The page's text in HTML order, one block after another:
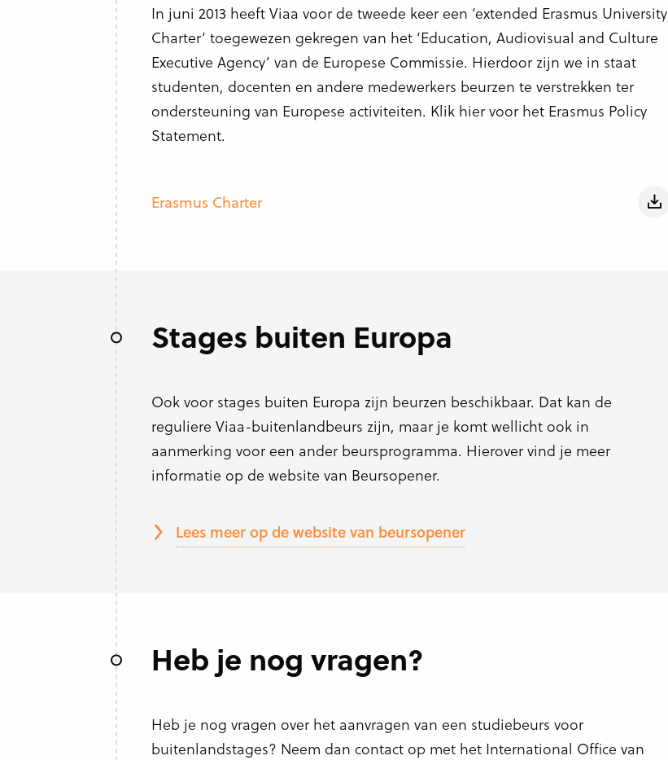
In juni 2013 heeft Viaa voor de tweede keer een ‘extended Erasmus University
Charter’ toegewezen gekregen van het ‘Education, Audiovisual and Culture
Executive Agency’ van de Europese Commissie. Hierdoor zijn we in staat
studenten, docenten en andere medewerkers beurzen te verstrekken ter
ondersteuning van Europese activiteiten. Klik hier voor het Erasmus Policy
Statement.
Erasmus Charter
Stages buiten Europa
Ook voor stages buiten Europa zijn beurzen beschikbaar. Dat kan de
reguliere Viaa-buitenlandbeurs zijn, maar je komt wellicht ook in
aanmerking voor een ander beursprogramma. Hierover vind je meer
informatie op de website van Beursopener.
Lees meer op de website van beursopener
Heb je nog vragen?
Heb je nog vragen over het aanvragen van een studiebeurs voor
buitenlandstages? Neem dan contact op met het International Office van